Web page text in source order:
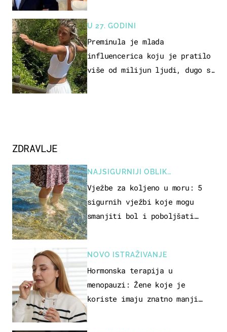
U 27. GODINI
Preminula je mlada
influencerica koju je pratilo
više od milijun ljudi, dugo se
ZDRAVLJE
NAJSIGURNIJI OBLIK
REKREACIJE
Vježbe za koljeno u moru: 5
sigurnih vježbi koje mogu
smanjiti bol i poboljšati
NOVO ISTRAŽIVANJE
Hormonska terapija u
menopauzi: Žene koje je
koriste imaju znatno manji